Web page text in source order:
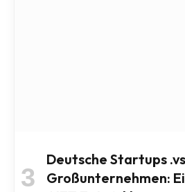
Deutsche Startups .vs
Großunternehmen: